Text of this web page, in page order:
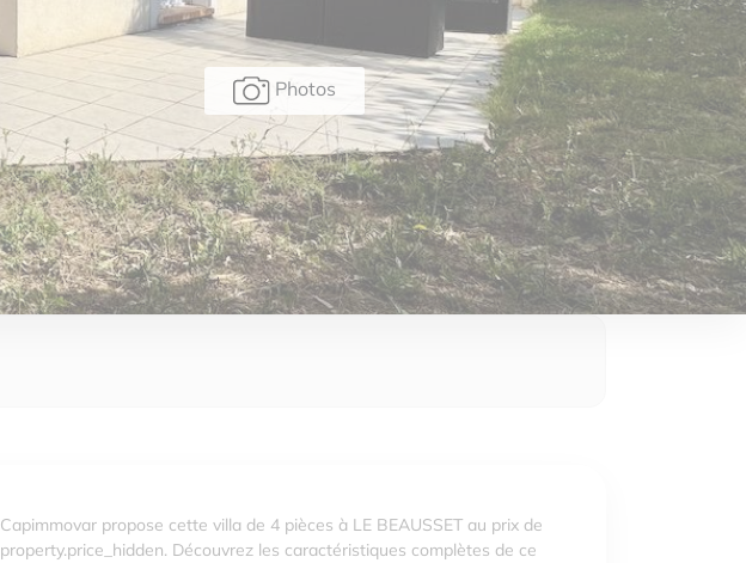
Photos
Capimmovar propose cette villa de 4 pièces à LE BEAUSSET au prix de
property.price_hidden. Découvrez les caractéristiques complètes de ce